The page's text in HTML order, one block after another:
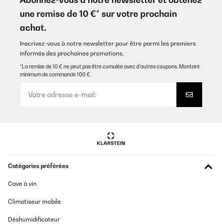
une remise de 10 €* sur votre prochain
achat.
Inscrivez-vous à notre newsletter pour être parmi les premiers
informés des prochaines promotions.
*La remise de 10 € ne peut pas être cumulée avec d’autres coupons. Montant
minimum de commande 100 €.
Catégories préférées
Cave à vin
Climatiseur mobile
Déshumidificateur